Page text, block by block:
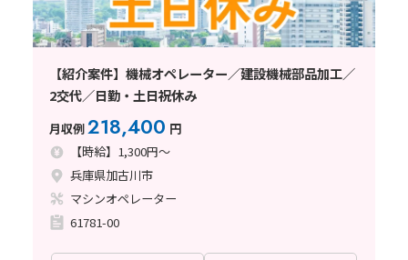
【紹介案件】機械オペレーター／建設機械部品加工／
2交代／日勤・土日祝休み
月収例218,400 円
【時給】1,300円～
兵庫県加古川市
マシンオペレーター
61781-00